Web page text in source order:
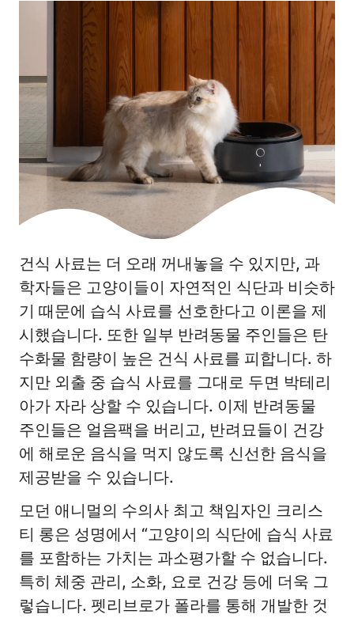
건식 사료는 더 오래 꺼내놓을 수 있지만, 과
학자들은 고양이들이 자연적인 식단과 비슷하
기 때문에 습식 사료를 선호한다고 이론을 제
시했습니다. 또한 일부 반려동물 주인들은 탄
수화물 함량이 높은 건식 사료를 피합니다. 하
지만 외출 중 습식 사료를 그대로 두면 박테리
아가 자라 상할 수 있습니다. 이제 반려동물
주인들은 얼음팩을 버리고, 반려묘들이 건강
에 해로운 음식을 먹지 않도록 신선한 음식을
제공받을 수 있습니다.
모던 애니멀의 수의사 최고 책임자인 크리스
티 롱은 성명에서 “고양이의 식단에 습식 사료
를 포함하는 가치는 과소평가할 수 없습니다.
특히 체중 관리, 소화, 요로 건강 등에 더욱 그
렇습니다. 펫리브로가 폴라를 통해 개발한 것